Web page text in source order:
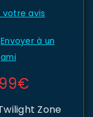
votre avis
Envoyer à un
ami
€
Zone